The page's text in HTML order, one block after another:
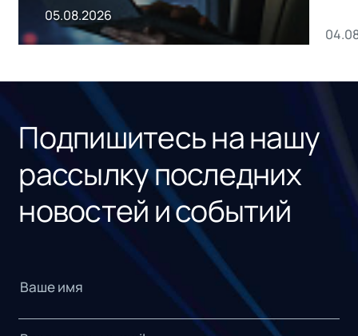
05.08.2026
Подпишитесь на нашу
рассылку последних
новостей и событий